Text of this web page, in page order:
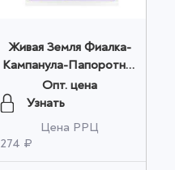
Живая Земля Фиалка-
Кампанула-Папоротник
2,5 л TERRA VITA
оптом
Опт. цена
Узнать
Цена РРЦ
274 ₽